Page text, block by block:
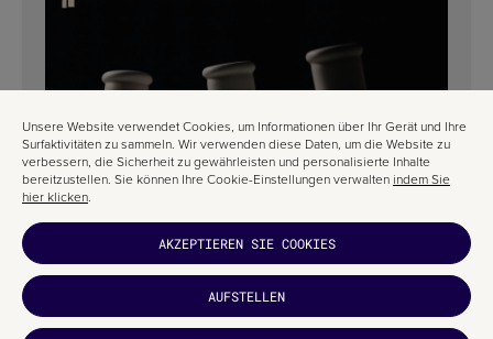
PACKAGING-DESIGN FÜR EINE OLIVENÖLMARKE: TELLA
THERA VON A|S STRATEGY, BRANDING & COMMUNICATION
Unsere Website verwendet Cookies, um Informationen über Ihr Gerät und Ihre
Surfaktivitäten zu sammeln. Wir verwenden diese Daten, um die Website zu
verbessern, die Sicherheit zu gewährleisten und personalisierte Inhalte
bereitzustellen. Sie können Ihre Cookie-Einstellungen verwalten indem Sie
hier klicken.
AKZEPTIEREN SIE COOKIES
AUFSTELLEN